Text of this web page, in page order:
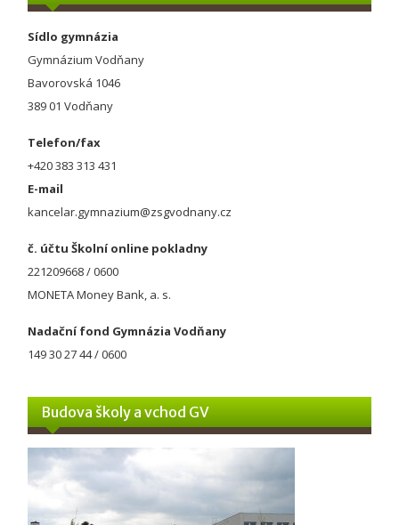
Sídlo gymnázia
Gymnázium Vodňany
Bavorovská 1046
389 01 Vodňany
Telefon/fax
+420 383 313 431
E-mail
kancelar.gymnazium@zsgvodnany.cz
č. účtu Školní online pokladny
221209668 / 0600
MONETA Money Bank, a. s.
Nadační fond Gymnázia Vodňany
149 30 27 44 / 0600
Budova školy a vchod GV